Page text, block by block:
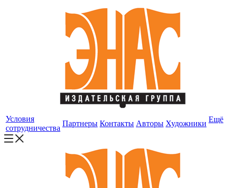
Условия
сотрудничества
Партнеры Контакты Авторы Художники Ещё